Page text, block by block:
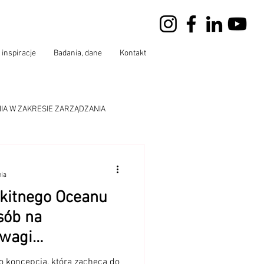
inspiracje Badania, dane Kontakt
W ZAKRESIE ZARZĄDZANIA
Oceanu
na